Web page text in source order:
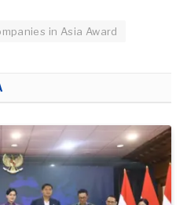
in Asia Award